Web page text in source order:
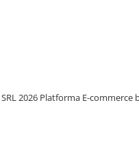
2026 Platforma E-commerce